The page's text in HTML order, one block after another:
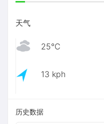
天气
25℃
13 kph
历史数据